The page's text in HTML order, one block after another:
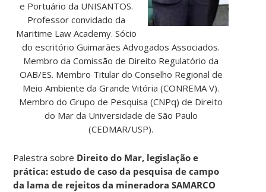
e Portuário da UNISANTOS.
Professor convidado da
Maritime Law Academy. Sócio
do escritório Guimarães Advogados Associados.
Membro da Comissão de Direito Regulatório da
OAB/ES. Membro Titular do Conselho Regional de
Meio Ambiente da Grande Vitória (CONREMA V).
Membro do Grupo de Pesquisa (CNPq) de Direito
do Mar da Universidade de São Paulo
(CEDMAR/USP).
Palestra sobre Direito do Mar, legislação e
prática: estudo de caso da pesquisa de campo
da lama de rejeitos da mineradora SAMARCO